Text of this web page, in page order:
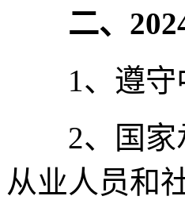
二、
1、遵守
2、国家承
从业人员和